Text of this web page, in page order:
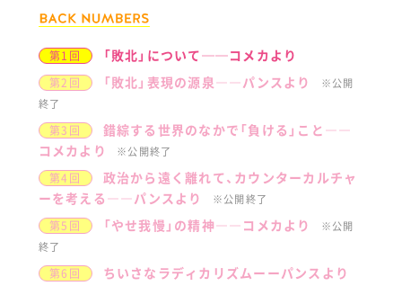
第1回 「敗北」について──コメカより
第2回 「敗北」表現の源泉――パンスより
※公開
終了
第3回
錯綜する世界のなかで「負ける」こと――
コメカより
※公開終了
第4回
政治から遠く離れて、カウンターカルチャ
ーを考える――パンスより
※公開終了
第5回 「やせ我慢」の精神――コメカより
※公開
終了
第6回 ちいさなラディカリズムーーパンスより